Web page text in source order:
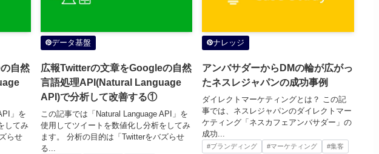
自然
」を
してみ
らせ
データ基盤
広報Twitterの文章をGoogleの自然
言語処理API(Natural Language
API)で分析して改善する①
この記事では「Natural Language API」を
使用してツイートを数値化し分析をしてみ
ます。 分析の目的は「Twitterをバズらせ
る...
ナレッジ
アンバサダーからDMの輪が広がっ
たネスレジャパンの成功事例
ダイレクトマーケティングとは？ この記
事では、ネスレジャパンのダイレクトマー
ケティング「ネスカフェアンバサダー」の
成功...
#ブランディング #マーケティング #集客